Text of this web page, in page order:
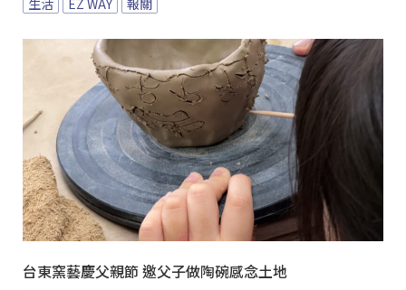
生活 EZ WAY 報關
台東窯藝慶父親節 邀父子做陶碗感念土地